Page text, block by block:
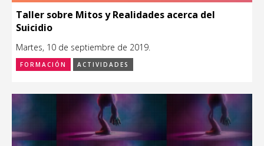
Taller sobre Mitos y Realidades acerca del
Suicidio
Martes, 10 de septiembre de 2019.
FORMACIÓN ACTIVIDADES